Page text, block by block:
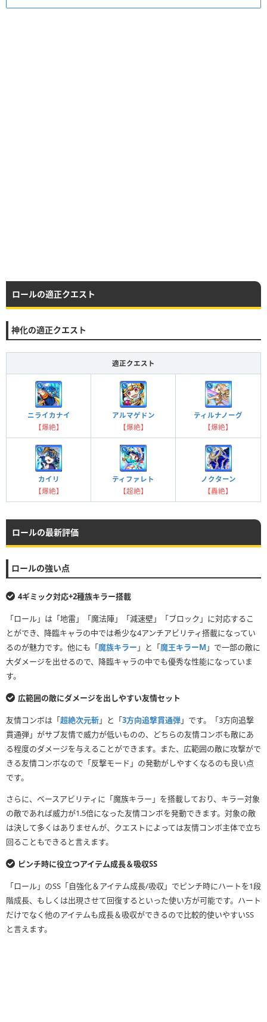
ロールの適正クエスト
神化の適正クエスト
適正クエスト
ニライカナイ
【爆絶】
アルマゲドン
【爆絶】
ティルナノーグ
【爆絶】
カイリ
【爆絶】
ティファレト
【超絶】
ノクターン
【轟絶】
ロールの最新評価
ロールの強い点
4ギミック対応+2種族キラー搭載
「ロール」は「地雷」「魔法陣」「減速壁」「ブロック」に対応するこ
とができ、降臨キャラの中では希少な4アンチアビリティ搭載になってい
るのが魅力です。他にも「魔族キラー 」と「魔王キラーM 」で一部の敵に
大ダメージを出せるので、降臨キャラの中でも優秀な性能になっていま
す。
広範囲の敵にダメージを出しやすい友情セット
友情コンボは「超絶次元斬」と「3方向追撃貫通弾」です。「3方向追撃
貫通弾」がサブ友情で威力が低いものの、どちらの友情コンボも敵にあ
る程度のダメージを与えることができます。また、広範囲の敵に攻撃がで
きる友情コンボなので「反撃モード」の発動がしやすくなるのも良い点
です。
さらに、ベースアビリティに「魔族キラー」を搭載しており、キラー対象
の敵であれば威力が1.5倍になった友情コンボを発動できます。対象の敵
は決して多くはありませんが、クエストによっては友情コンボ主体で立ち
回ることもできると言えます。
ピンチ時に役立つアイテム成長＆吸収SS
「ロール」のSS「自強化＆アイテム成長/吸収」でピンチ時にハートを1段
階成長、もしくは出現させて回復するといった使い方が可能です。ハート
だけでなく他のアイテムも成長＆吸収ができるので比較的使いやすいSS
と言えます。